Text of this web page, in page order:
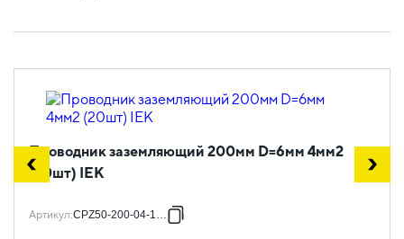
Проводник заземляющий 200мм D=6мм 4мм2
(20шт) IEK
Артикул:CPZ50-200-04-1-06